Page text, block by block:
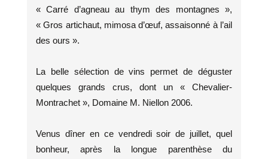
« Carré d’agneau au thym des montagnes »,
« Gros artichaut, mimosa d’œuf, assaisonné à l’ail
des ours ».
La belle sélection de vins permet de déguster
quelques grands crus, dont un « Chevalier-
Montrachet », Domaine M. Niellon 2006.
Venus dîner en ce vendredi soir de juillet, quel
bonheur, après la longue parenthèse du